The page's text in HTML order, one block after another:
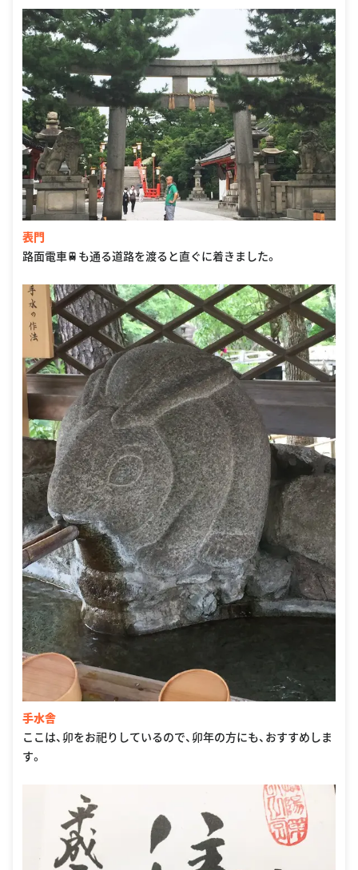
表門
路面電車🚆も通る道路を渡ると直ぐに着きました。
手水舎
ここは、卯をお祀りしているので、卯年の方にも、おすすめしま
す。